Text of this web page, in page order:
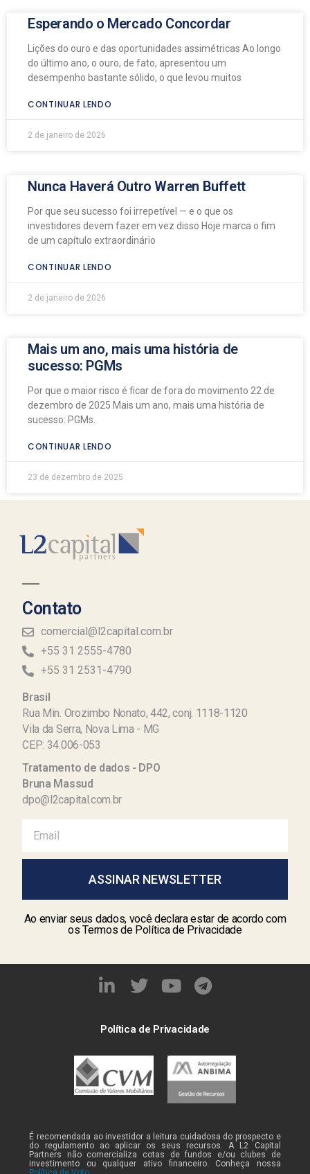
Esperando o Mercado Concordar
Lições do ouro e das oportunidades assimétricas Ao longo
do último ano, o ouro, de fato, apresentou um
desempenho bastante sólido, o que levou muitos
CONTINUAR LENDO
2 de janeiro de 2026
Nunca Haverá Outro Warren Buffett
Por que seu sucesso foi irrepetível — e o que os
investidores devem fazer em vez disso Hoje marca o fim
de um capítulo extraordinário
CONTINUAR LENDO
2 de janeiro de 2026
Mais um ano, mais uma história de
sucesso: PGMs
Por que o maior risco é ficar de fora do movimento 22 de
dezembro de 2025 Mais um ano, mais uma história de
sucesso: PGMs.
CONTINUAR LENDO
23 de dezembro de 2025
Contato
comercial@l2capital.com.br
+55 31 2555-4780
+55 31 2531-4790
Brasil
Rua Min. Orozimbo Nonato, 442, conj. 1118-1120
Vila da Serra, Nova Lima - MG
CEP: 34.006-053
Tratamento de dados - DPO
Bruna Massud
dpo@l2capital.com.br
ASSINAR NEWSLETTER
Ao enviar seus dados, você declara estar de acordo com
os Termos de Política de Privacidade
Política de Privacidade
É recomendada ao investidor a leitura cuidadosa do prospecto e
do regulamento ao aplicar os seus recursos. A L2 Capital
Partners não comercializa cotas de fundos e/ou clubes de
investimento ou qualquer ativo financeiro. Conheça nossa